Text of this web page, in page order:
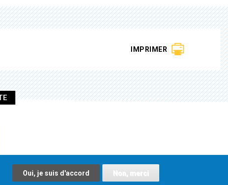
IMPRIMER
Oui, je suis d'accord Non, merci